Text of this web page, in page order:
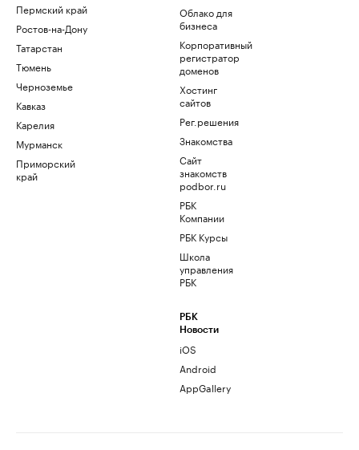
Пермский край
Ростов-на-Дону
Татарстан
Тюмень
Черноземье
Кавказ
Карелия
Мурманск
Приморский
край
Облако для
бизнеса
Корпоративный
регистратор
доменов
Хостинг
сайтов
Рег.решения
Знакомства
Сайт
знакомств
podbor.ru
РБК
Компании
РБК Курсы
Школа
управления
РБК
РБК
Новости
iOS
Android
AppGallery